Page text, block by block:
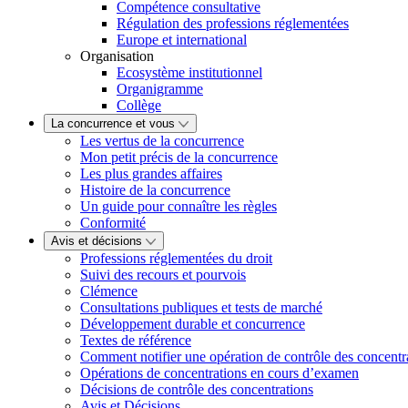
Compétence consultative
Régulation des professions réglementées
Europe et international
Organisation
Ecosystème institutionnel
Organigramme
Collège
La concurrence et vous
Les vertus de la concurrence
Mon petit précis de la concurrence
Les plus grandes affaires
Histoire de la concurrence
Un guide pour connaître les règles
Conformité
Avis et décisions
Professions réglementées du droit
Suivi des recours et pourvois
Clémence
Consultations publiques et tests de marché
Développement durable et concurrence
Textes de référence
Comment notifier une opération de contrôle des
Opérations de concentrations en cours d’examen
Décisions de contrôle des concentrations